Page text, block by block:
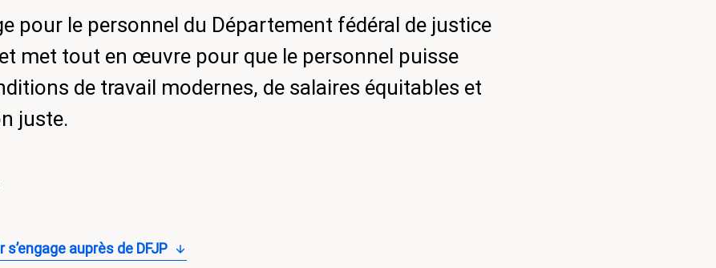
pour le personnel du Département fédéral de justice
met tout en œuvre pour que le personnel puisse
de travail modernes, de salaires équitables et
juste.
auprès de DFJP